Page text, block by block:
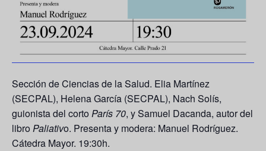
Sección de Ciencias de la Salud. Elia Martínez
(SECPAL), Helena García (SECPAL), Nach Solís,
guionista del corto París 70, y Samuel Dacanda, autor del
libro Paliativo. Presenta y modera: Manuel Rodríguez.
Cátedra Mayor. 19:30h.